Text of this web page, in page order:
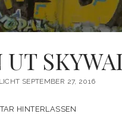
UT
SEPTEMBER 27, 2016
HINTERLASSEN